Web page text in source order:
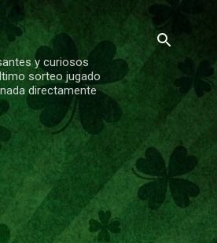
y curiosos
sorteo jugado
directamente